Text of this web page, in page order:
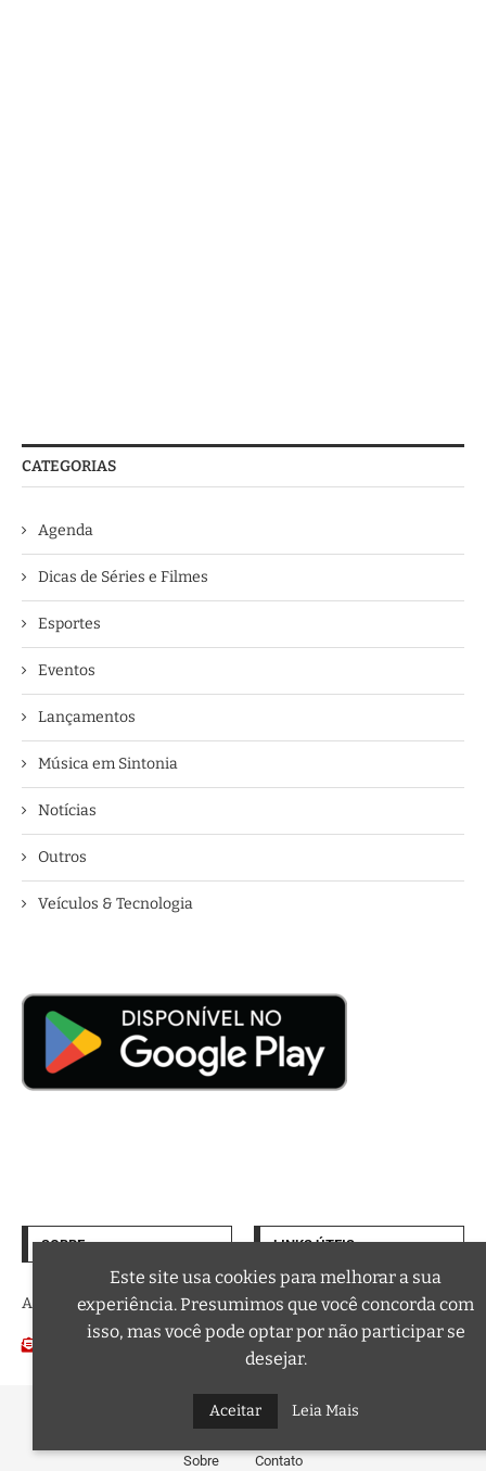
CATEGORIAS
Agenda
Dicas de Séries e Filmes
Esportes
Eventos
Lançamentos
Música em Sintonia
Notícias
Outros
Veículos & Tecnologia
SOBRE
A trilha sonora da sua vida
Email:
LINKS ÚTEIS
Termos de Uso
Política de Privacidade
Podcasts
@2026 – Todos os Direitos Reservados a Curta FM
Sobre Contato
Este site usa cookies para melhorar a sua
experiência. Presumimos que você concorda com
isso, mas você pode optar por não participar se
desejar.
Aceitar Leia Mais